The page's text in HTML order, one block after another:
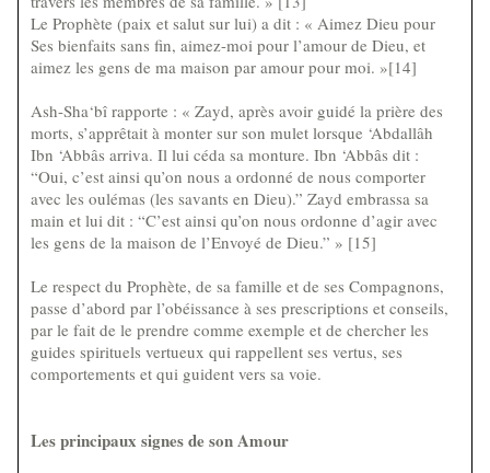
Le Prophète (paix et salut sur lui) a dit : « Aimez Dieu pour
Ses bienfaits sans fin, aimez-moi pour l’amour de Dieu, et
aimez les gens de ma maison par amour pour moi. »[14]
Ash-Sha‘bî rapporte : « Zayd, après avoir guidé la prière des
morts, s’apprêtait à monter sur son mulet lorsque ‘Abdallâh
Ibn ‘Abbâs arriva. Il lui céda sa monture. Ibn ‘Abbâs dit :
“Oui, c’est ainsi qu’on nous a ordonné de nous comporter
avec les oulémas (les savants en Dieu).” Zayd embrassa sa
main et lui dit : “C’est ainsi qu’on nous ordonne d’agir avec
les gens de la maison de l’Envoyé de Dieu.” » [15]
Le respect du Prophète, de sa famille et de ses Compagnons,
passe d’abord par l’obéissance à ses prescriptions et conseils,
par le fait de le prendre comme exemple et de chercher les
guides spirituels vertueux qui rappellent ses vertus, ses
comportements et qui guident vers sa voie.
Les principaux signes de son Amour